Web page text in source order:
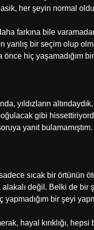
her şeyin normal
farkına bile
yanlış bir seçim olup
hiç yaşamadığım
yıldızların
gibi
yanıt bulamamıştım.
sıcak bir örtünün
alakalı değil. Belki de
bir şeyi
hayal kırıklığı,